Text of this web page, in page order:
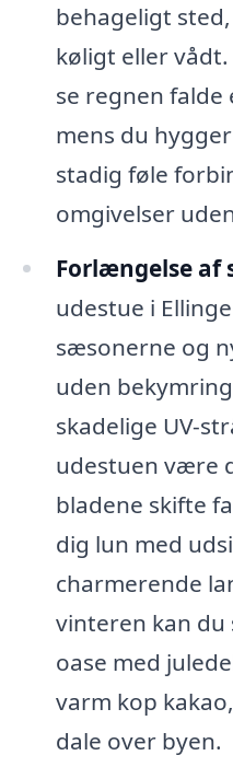
behageligt
køligt eller
se regnen falde
mens du
stadig føle
omgivelser
Forlængelse af
udestue i
sæsonerne og
uden
skadelige UV-
udestuen være
bladene skifte
dig lun med
charmerende
vinteren kan du
oase med
varm kop
dale over byen.